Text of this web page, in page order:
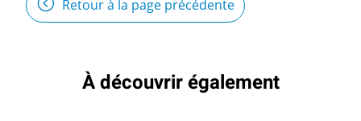
Retour à la page précédente
À découvrir également